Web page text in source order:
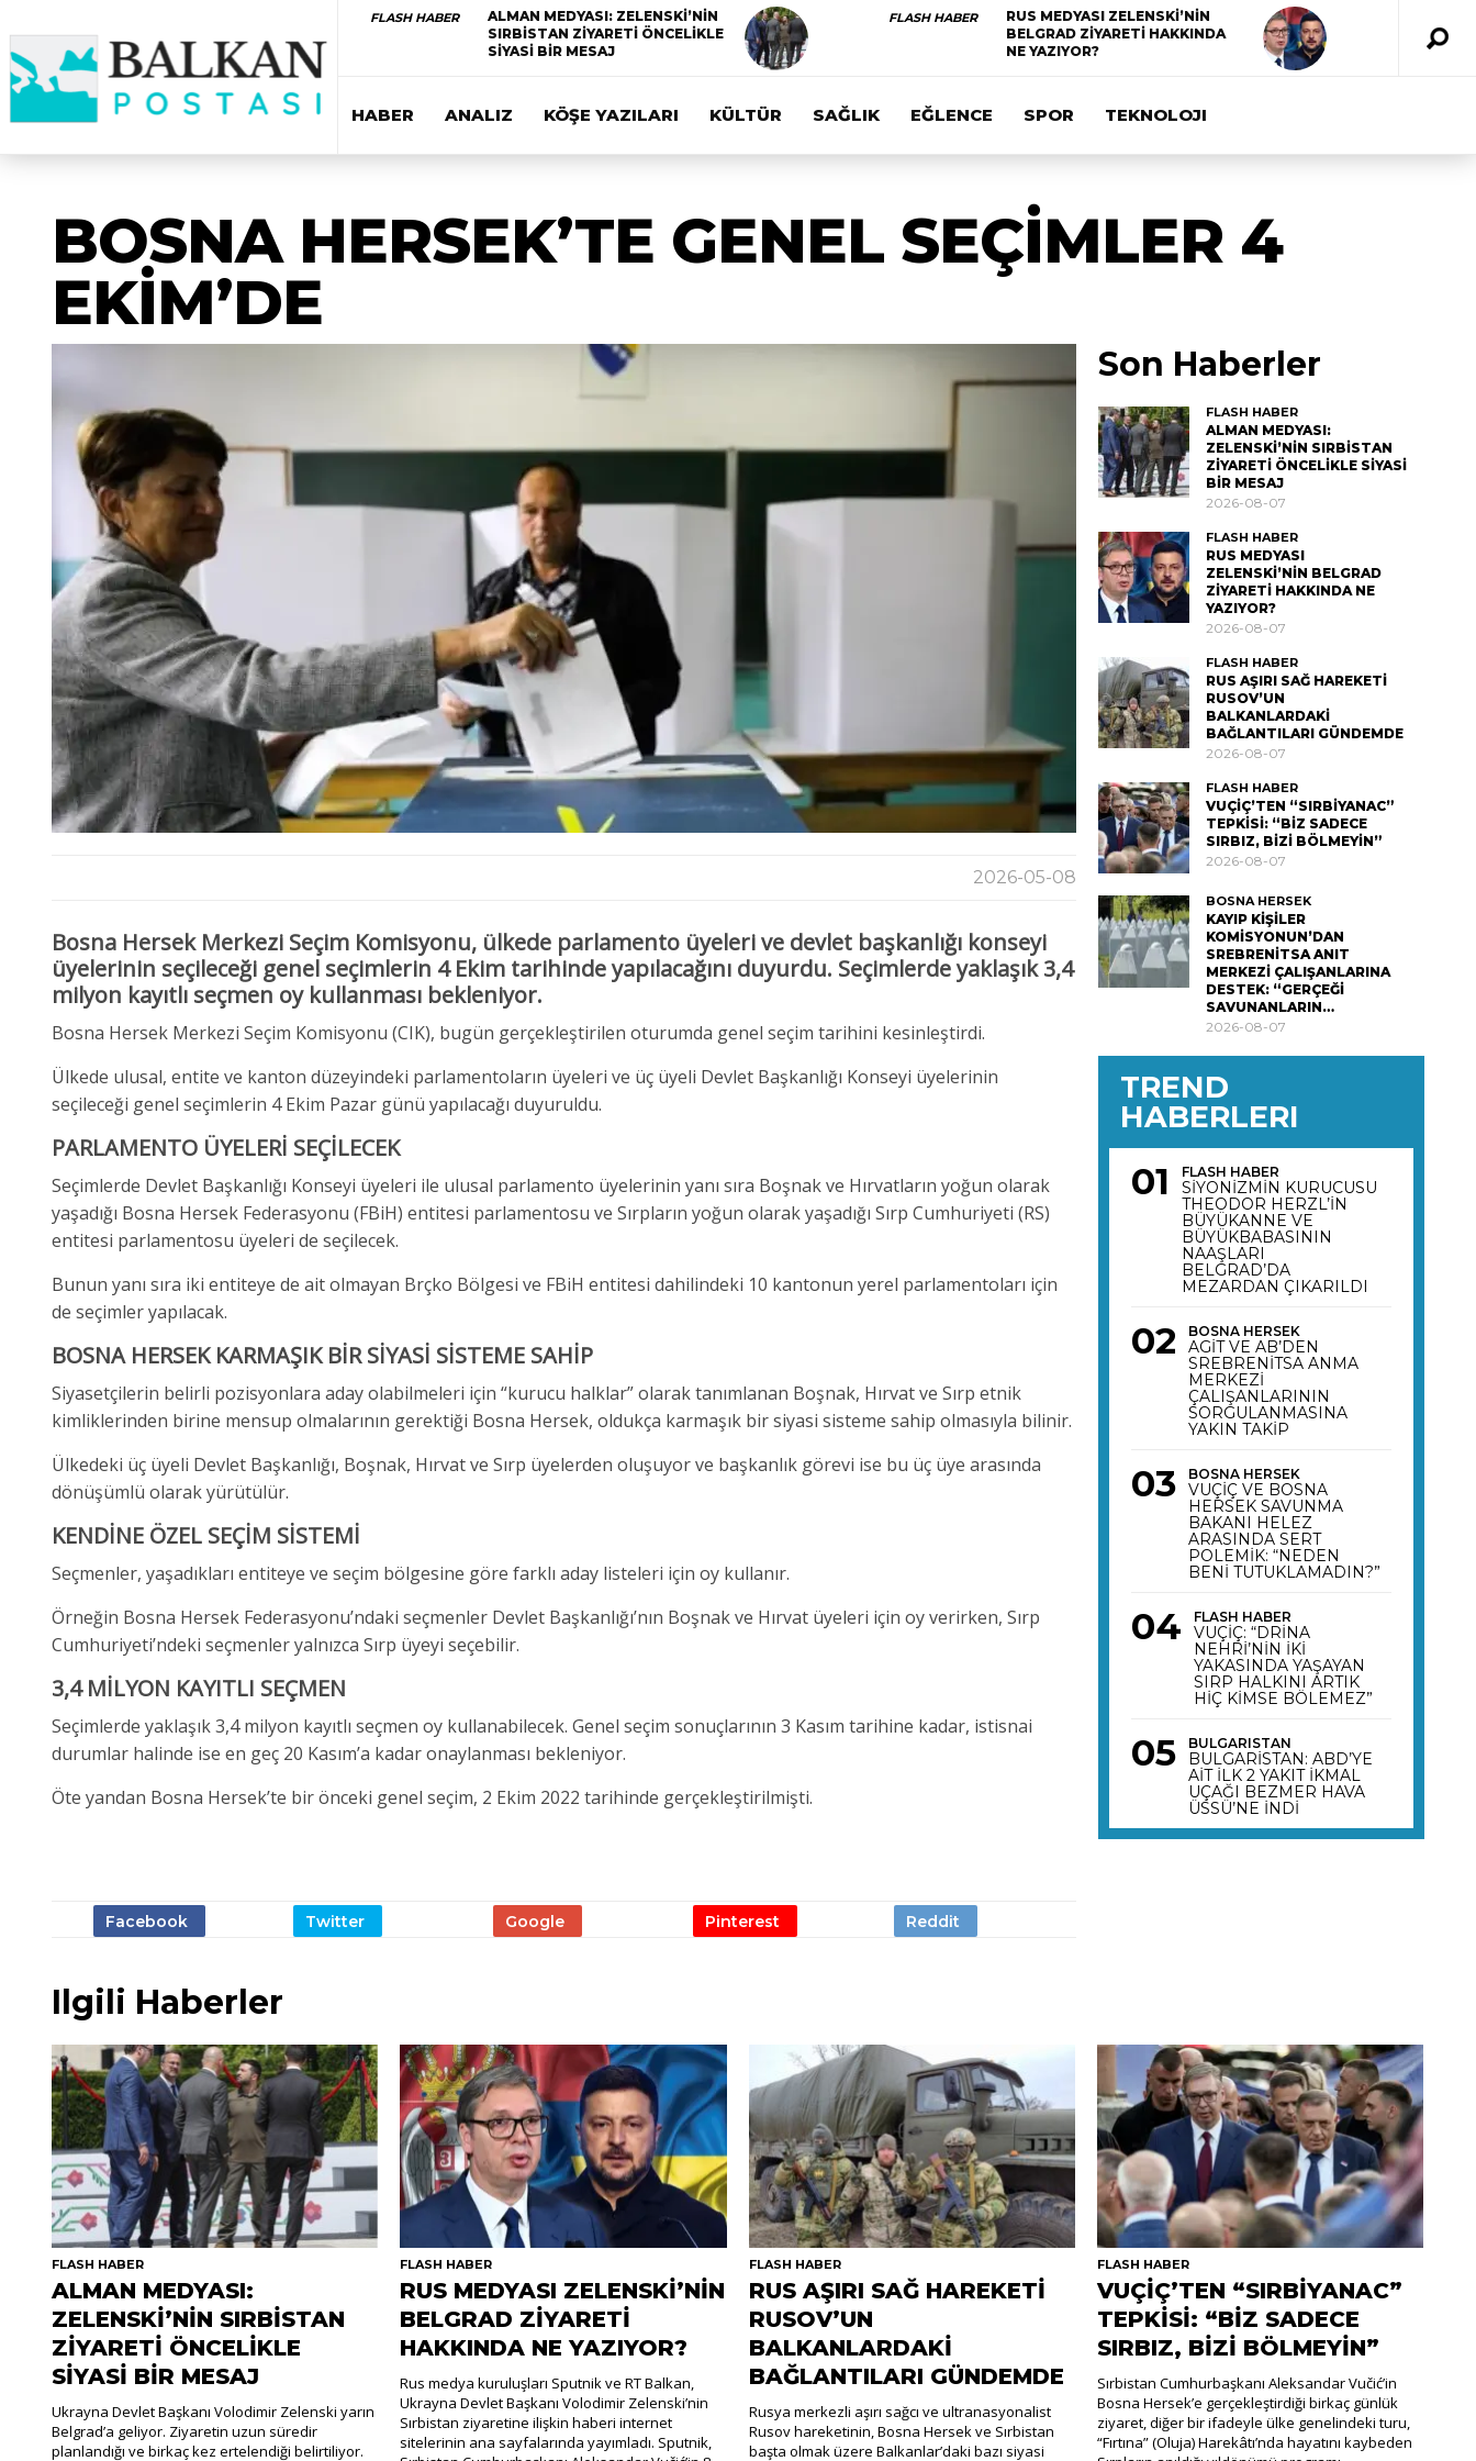
FLASH HABER
ALMAN MEDYASI: ZELENSKİ’NİN
SIRBİSTAN ZİYARETİ ÖNCELİKLE
SİYASİ BİR MESAJ
FLASH HABER
RUS MEDYASI ZELENSKİ’NİN
BELGRAD ZİYARETİ HAKKINDA
NE YAZIYOR?
HABER ANALIZ KÖŞE YAZILARI KÜLTÜR SAĞLIK EĞLENCE SPOR TEKNOLOJI
BOSNA HERSEK’TE GENEL SEÇİMLER 4
EKİM’DE
2026-05-08
Bosna Hersek Merkezi Seçim Komisyonu, ülkede parlamento üyeleri ve devlet başkanlığı konseyi
üyelerinin seçileceği genel seçimlerin 4 Ekim tarihinde yapılacağını duyurdu. Seçimlerde yaklaşık 3,4
milyon kayıtlı seçmen oy kullanması bekleniyor.
Bosna Hersek Merkezi Seçim Komisyonu (CIK), bugün gerçekleştirilen oturumda genel seçim tarihini kesinleştirdi.
Ülkede ulusal, entite ve kanton düzeyindeki parlamentoların üyeleri ve üç üyeli Devlet Başkanlığı Konseyi üyelerinin
seçileceği genel seçimlerin 4 Ekim Pazar günü yapılacağı duyuruldu.
PARLAMENTO ÜYELERİ SEÇİLECEK
Seçimlerde Devlet Başkanlığı Konseyi üyeleri ile ulusal parlamento üyelerinin yanı sıra Boşnak ve Hırvatların yoğun olarak
yaşadığı Bosna Hersek Federasyonu (FBiH) entitesi parlamentosu ve Sırpların yoğun olarak yaşadığı Sırp Cumhuriyeti (RS)
entitesi parlamentosu üyeleri de seçilecek.
Bunun yanı sıra iki entiteye de ait olmayan Brçko Bölgesi ve FBiH entitesi dahilindeki 10 kantonun yerel parlamentoları için
de seçimler yapılacak.
BOSNA HERSEK KARMAŞIK BİR SİYASİ SİSTEME SAHİP
Siyasetçilerin belirli pozisyonlara aday olabilmeleri için “kurucu halklar” olarak tanımlanan Boşnak, Hırvat ve Sırp etnik
kimliklerinden birine mensup olmalarının gerektiği Bosna Hersek, oldukça karmaşık bir siyasi sisteme sahip olmasıyla bilinir.
Ülkedeki üç üyeli Devlet Başkanlığı, Boşnak, Hırvat ve Sırp üyelerden oluşuyor ve başkanlık görevi ise bu üç üye arasında
dönüşümlü olarak yürütülür.
KENDİNE ÖZEL SEÇİM SİSTEMİ
Seçmenler, yaşadıkları entiteye ve seçim bölgesine göre farklı aday listeleri için oy kullanır.
Örneğin Bosna Hersek Federasyonu’ndaki seçmenler Devlet Başkanlığı’nın Boşnak ve Hırvat üyeleri için oy verirken, Sırp
Cumhuriyeti’ndeki seçmenler yalnızca Sırp üyeyi seçebilir.
3,4 MİLYON KAYITLI SEÇMEN
Seçimlerde yaklaşık 3,4 milyon kayıtlı seçmen oy kullanabilecek. Genel seçim sonuçlarının 3 Kasım tarihine kadar, istisnai
durumlar halinde ise en geç 20 Kasım’a kadar onaylanması bekleniyor.
Öte yandan Bosna Hersek’te bir önceki genel seçim, 2 Ekim 2022 tarihinde gerçekleştirilmişti.
Son Haberler
FLASH HABER
ALMAN MEDYASI:
ZELENSKİ’NİN SIRBİSTAN
ZİYARETİ ÖNCELİKLE SİYASİ
BİR MESAJ
2026-08-07
FLASH HABER
RUS MEDYASI
ZELENSKİ’NİN BELGRAD
ZİYARETİ HAKKINDA NE
YAZIYOR?
2026-08-07
FLASH HABER
RUS AŞIRI SAĞ HAREKETİ
RUSOV’UN
BALKANLARDAKİ
BAĞLANTILARI GÜNDEMDE
2026-08-07
FLASH HABER
VUÇİÇ’TEN “SIRBİYANAC”
TEPKİSİ: “BİZ SADECE
SIRBIZ, BİZİ BÖLMEYİN”
2026-08-07
BOSNA HERSEK
KAYIP KİŞİLER
KOMİSYONUN’DAN
SREBRENİTSA ANIT
MERKEZİ ÇALIŞANLARINA
DESTEK: “GERÇEĞİ
SAVUNANLARIN…
2026-08-07
TREND
HABERLERI
FLASH HABER
SİYONİZMİN KURUCUSU
THEODOR HERZL’İN
BÜYÜKANNE VE
BÜYÜKBABASININ
NAAŞLARI
BELGRAD’DA
MEZARDAN ÇIKARILDI
BOSNA HERSEK
AGİT VE AB’DEN
SREBRENİTSA ANMA
MERKEZİ
ÇALIŞANLARININ
SORGULANMASINA
YAKIN TAKİP
BOSNA HERSEK
VUÇİÇ VE BOSNA
HERSEK SAVUNMA
BAKANI HELEZ
ARASINDA SERT
POLEMİK: “NEDEN
BENİ TUTUKLAMADIN?”
FLASH HABER
VUÇİÇ: “DRİNA
NEHRİ’NİN İKİ
YAKASINDA YAŞAYAN
SIRP HALKINI ARTIK
HİÇ KİMSE BÖLEMEZ”
BULGARISTAN
BULGARİSTAN: ABD’YE
AİT İLK 2 YAKIT İKMAL
UÇAĞI BEZMER HAVA
ÜSSÜ’NE İNDİ
Ilgili Haberler
FLASH HABER
ALMAN MEDYASI:
ZELENSKİ’NİN SIRBİSTAN
ZİYARETİ ÖNCELİKLE
SİYASİ BİR MESAJ
Ukrayna Devlet Başkanı Volodimir Zelenski yarın
Belgrad’a geliyor. Ziyaretin uzun süredir
planlandığı ve birkaç kez ertelendiği belirtiliyor.
FLASH HABER
RUS MEDYASI ZELENSKİ’NİN
BELGRAD ZİYARETİ
HAKKINDA NE YAZIYOR?
Rus medya kuruluşları Sputnik ve RT Balkan,
Ukrayna Devlet Başkanı Volodimir Zelenski’nin
Sırbistan ziyaretine ilişkin haberi internet
sitelerinin ana sayfalarında yayımladı. Sputnik,
FLASH HABER
RUS AŞIRI SAĞ HAREKETİ
RUSOV’UN
BALKANLARDAKİ
BAĞLANTILARI GÜNDEMDE
Rusya merkezli aşırı sağcı ve ultranasyonalist
Rusov hareketinin, Bosna Hersek ve Sırbistan
başta olmak üzere Balkanlar’daki bazı siyasi
FLASH HABER
VUÇİÇ’TEN “SIRBİYANAC”
TEPKİSİ: “BİZ SADECE
SIRBIZ, BİZİ BÖLMEYİN”
Sırbistan Cumhurbaşkanı Aleksandar Vučić’in
Bosna Hersek’e gerçekleştirdiği birkaç günlük
ziyaret, diğer bir ifadeyle ülke genelindeki turu,
“Fırtına” (Oluja) Harekâtı’nda hayatını kaybeden